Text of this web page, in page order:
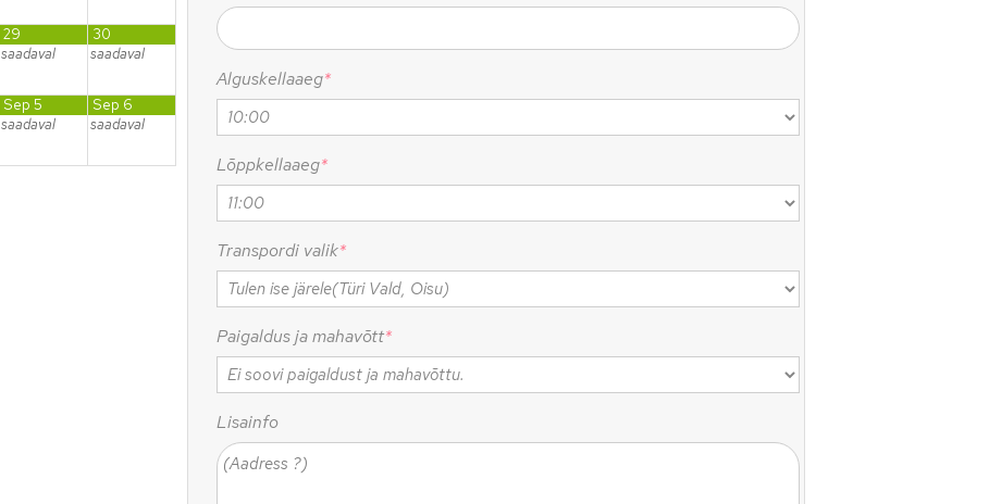
29
saadaval
30
saadaval
Sep 5
saadaval
Sep 6
saadaval
Alguskellaaeg*
Lõppkellaaeg*
Transpordi valik*
Paigaldus ja mahavõtt*
Lisainfo